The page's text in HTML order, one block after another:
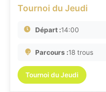
Tournoi du Jeudi
Départ :14:00
Parcours :18 trous
Tournoi du Jeudi